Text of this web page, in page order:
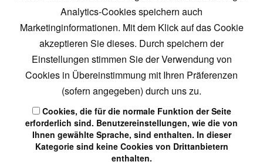
nach Umständen zu forschen, die auf eine rechtswidrige
Tätigkeit hinweisen.
Verpflichtungen zur Entfernung oder Sperrung der Nutzung
von Informationen nach den allgemeinen Gesetzen bleiben
hiervon unberührt. Eine diesbezügliche Haftung ist jedoch
erst ab dem Zeitpunkt der Kenntnis einer konkreten
Rechtsverletzung möglich. Bei Bekanntwerden von
entsprechenden Rechtsverletzungen werden wir diese
Inhalte umgehend entfernen.
Analytics-Cookies speichern auch
Marketinginformationen. Mit dem Klick auf das Cookie
akzeptieren Sie dieses. Durch speichern der
Einstellungen stimmen Sie der Verwendung von
Cookies in Übereinstimmung mit Ihren Präferenzen
(sofern angegeben) durch uns zu.
Cookies, die für die normale Funktion der Seite
erforderlich sind. Benutzereinstellungen, wie die von
Ihnen gewählte Sprache, sind enthalten. In dieser
Kategorie sind keine Cookies von Drittanbietern
enthalten.